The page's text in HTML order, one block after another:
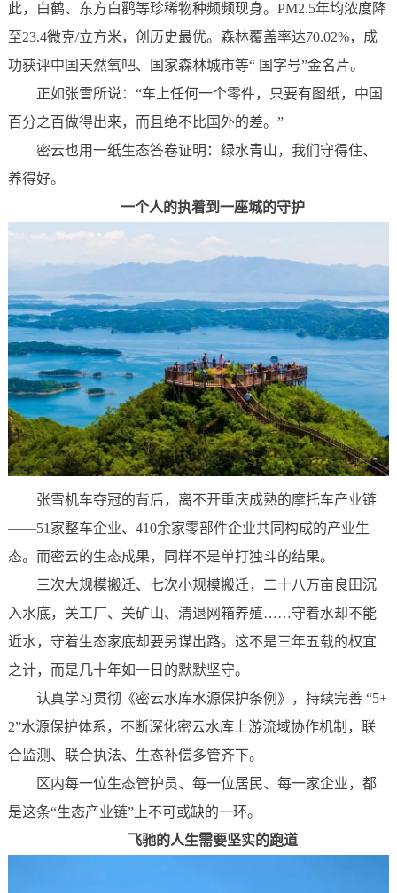
此，白鹤、东方白鹳等珍稀物种频频现身。PM2.5年均浓度降
至23.4微克/立方米，创历史最优。森林覆盖率达70.02%，成
功获评中国天然氧吧、国家森林城市等“ 国字号”金名片。
正如张雪所说：“车上任何一个零件，只要有图纸，中国
百分之百做得出来，而且绝不比国外的差。”
密云也用一纸生态答卷证明：绿水青山，我们守得住、
养得好。
一个人的执着到一座城的守护
张雪机车夺冠的背后，离不开重庆成熟的摩托车产业链
——51家整车企业、410余家零部件企业共同构成的产业生
态。 而密云的生态成果，同样不是单打独斗的结果。
三次大规模搬迁、七次小规模搬迁，二十八万亩良田沉
入水底，关工厂、关矿山、清退网箱养殖……守着水却不能
近水，守着生态家底却要另谋出路。这不是三年五载的权宜
之计，而是几十年如一日的默默坚守。
认真学习贯彻《密云水库水源保护条例》，持续完善 “5+
2”水源保护体系， 不断深化密云水库上游流域协作机制 ，联
合监测、联合执法、生态补偿多管齐下。
区内每一位生态管护员、每一位居民、每一家企业，都
是这条“生态产业链”上不可或缺的一环。
飞驰的人生需要坚实的跑道